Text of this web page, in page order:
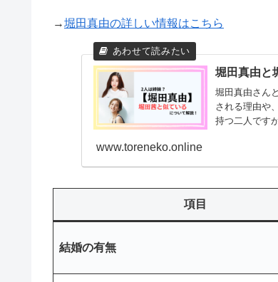
→堀田真由の詳しい情報はこちら
堀田真由と
堀田真由さん
される理由や
持つ二人です
www.toreneko.online
項目
結婚の有無